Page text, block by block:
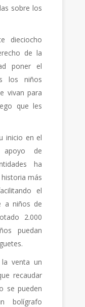
sobre los
dieciocho
de la
poner el
los niños
vivan para
que les
inicio en el
de
ha
más
el
a niños de
2.000
puedan
venta un
recaudar
se pueden
bolígrafo